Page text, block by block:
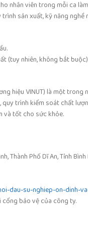
nhân viên trong mỗi ca
sản xuất, kỹ năng
(tuy nhiên, không bắt
hiệu VINUT) là một
trình kiểm soát chất
và tốt cho sức khỏe.
Thành Phố Dĩ An, Tỉnh
dau-su-nghiep-on-dinh-
bảo vệ của công ty.